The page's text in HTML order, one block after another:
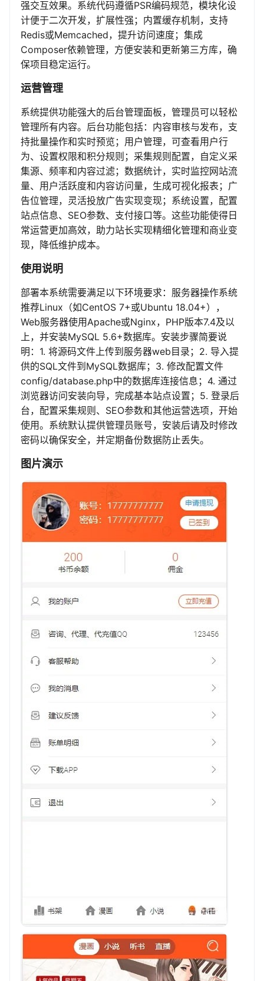
强交互效果。系统代码遵循PSR编码规范，模块化设
计便于二次开发，扩展性强；内置缓存机制，支持
Redis或Memcached，提升访问速度；集成
Composer依赖管理，方便安装和更新第三方库，确
保项目稳定运行。
运营管理
系统提供功能强大的后台管理面板，管理员可以轻松
管理所有内容。后台功能包括：内容审核与发布，支
持批量操作和实时预览；用户管理，可查看用户行
为、设置权限和积分规则；采集规则配置，自定义采
集源、频率和内容过滤；数据统计，实时监控网站流
量、用户活跃度和内容访问量，生成可视化报表；广
告位管理，灵活投放广告实现变现；系统设置，配置
站点信息、SEO参数、支付接口等。这些功能使得日
常运营更加高效，助力站长实现精细化管理和商业变
现，降低维护成本。
使用说明
部署本系统需要满足以下环境要求：服务器操作系统
推荐Linux（如CentOS 7+或Ubuntu 18.04+），
Web服务器使用Apache或Nginx，PHP版本7.4及以
上，并安装MySQL 5.6+数据库。安装步骤简要说
明：1. 将源码文件上传到服务器web目录；2. 导入提
供的SQL文件到MySQL数据库；3. 修改配置文件
config/database.php中的数据库连接信息；4. 通过
浏览器访问安装向导，完成基本站点设置；5. 登录后
台，配置采集规则、SEO参数和其他运营选项，开始
使用。系统默认提供管理员账号，安装后请及时修改
密码以确保安全，并定期备份数据防止丢失。
图片演示